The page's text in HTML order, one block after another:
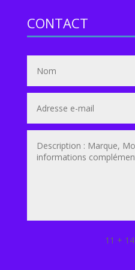
CONTACT
11 + 14